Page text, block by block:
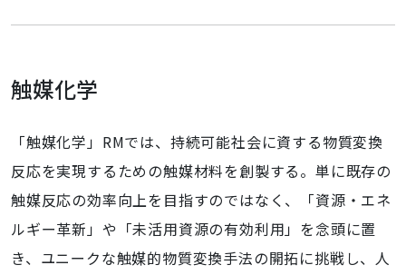
触媒化学
「触媒化学」RMでは、持続可能社会に資する物質変換
反応を実現するための触媒材料を創製する。単に既存の
触媒反応の効率向上を目指すのではなく、「資源・エネ
ルギー革新」や「未活用資源の有効利用」を念頭に置
き、ユニークな触媒的物質変換手法の開拓に挑戦し、人